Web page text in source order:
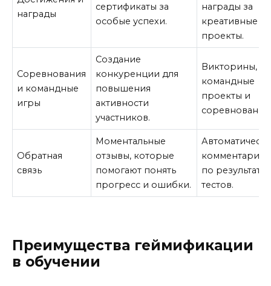
награды
сертификаты за
особые успехи.
награды за
креативные
проекты.
Соревнования
и командные
игры
Создание
конкуренции для
повышения
активности
участников.
Викторины,
командные
проекты и
соревнования.
Обратная
связь
Моментальные
отзывы, которые
помогают понять
прогресс и ошибки.
комментарии
по
тестов.
Преимущества геймификации
в обучении